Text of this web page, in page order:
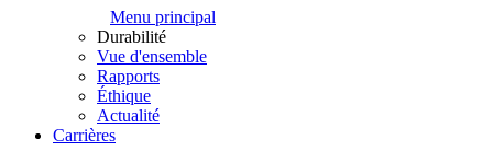
Menu principal
Durabilité
Vue d'ensemble
Rapports
Éthique
Actualité
Carrières